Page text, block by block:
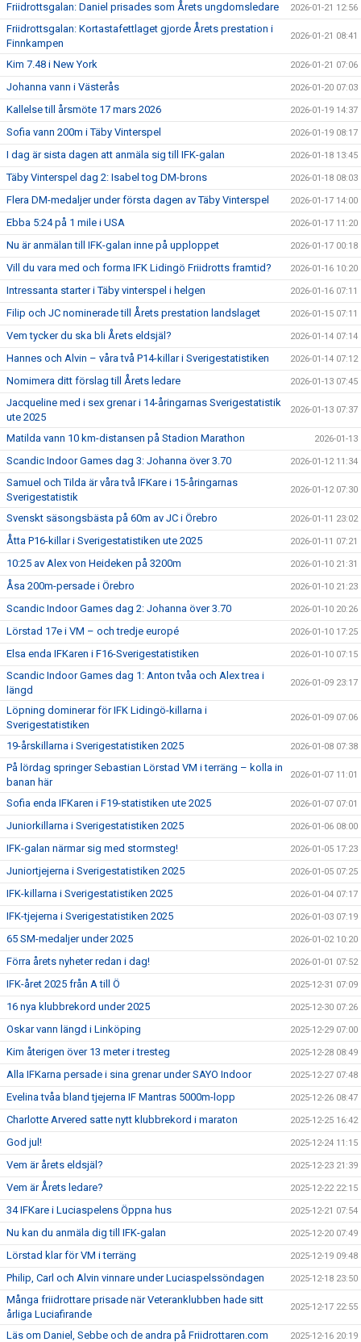
Friidrottsgalan: Daniel prisades som Årets ungdomsledare 2026-01-21 12:56
Friidrottsgalan: Kortastafettlaget gjorde Årets prestation i
Finnkampen
2026-01-21 08:41
Kim 7.48 i New York 2026-01-21 07:06
Johanna vann i Västerås 2026-01-20 07:03
Kallelse till årsmöte 17 mars 2026 2026-01-19 14:37
Sofia vann 200m i Täby Vinterspel 2026-01-19 08:17
I dag är sista dagen att anmäla sig till IFK-galan 2026-01-18 13:45
Täby Vinterspel dag 2: Isabel tog DM-brons 2026-01-18 08:03
Flera DM-medaljer under första dagen av Täby Vinterspel 2026-01-17 14:00
Ebba 5:24 på 1 mile i USA 2026-01-17 11:20
Nu är anmälan till IFK-galan inne på upploppet 2026-01-17 00:18
Vill du vara med och forma IFK Lidingö Friidrotts framtid? 2026-01-16 10:20
Intressanta starter i Täby vinterspel i helgen 2026-01-16 07:11
Filip och JC nominerade till Årets prestation landslaget 2026-01-15 07:11
Vem tycker du ska bli Årets eldsjäl? 2026-01-14 07:14
Hannes och Alvin – våra två P14-killar i Sverigestatistiken 2026-01-14 07:12
Nomimera ditt förslag till Årets ledare 2026-01-13 07:45
Jacqueline med i sex grenar i 14-åringarnas Sverigestatistik
ute 2025
2026-01-13 07:37
Matilda vann 10 km-distansen på Stadion Marathon 2026-01-13
Scandic Indoor Games dag 3: Johanna över 3.70 2026-01-12 11:34
Samuel och Tilda är våra två IFKare i 15-åringarnas
Sverigestatistik
2026-01-12 07:30
Svenskt säsongsbästa på 60m av JC i Örebro 2026-01-11 23:02
Åtta P16-killar i Sverigestatistiken ute 2025 2026-01-11 07:21
10:25 av Alex von Heideken på 3200m 2026-01-10 21:31
Åsa 200m-persade i Örebro 2026-01-10 21:23
Scandic Indoor Games dag 2: Johanna över 3.70 2026-01-10 20:26
Lörstad 17e i VM – och tredje europé 2026-01-10 17:25
Elsa enda IFKaren i F16-Sverigestatistiken 2026-01-10 07:15
Scandic Indoor Games dag 1: Anton tvåa och Alex trea i
längd
2026-01-09 23:17
Löpning dominerar för IFK Lidingö-killarna i
Sverigestatistiken
2026-01-09 07:06
19-årskillarna i Sverigestatistiken 2025 2026-01-08 07:38
På lördag springer Sebastian Lörstad VM i terräng – kolla in
banan här
2026-01-07 11:01
Sofia enda IFKaren i F19-statistiken ute 2025 2026-01-07 07:01
Juniorkillarna i Sverigestatistiken 2025 2026-01-06 08:00
IFK-galan närmar sig med stormsteg! 2026-01-05 17:23
Juniortjejerna i Sverigestatistiken 2025 2026-01-05 07:25
IFK-killarna i Sverigestatistiken 2025 2026-01-04 07:17
IFK-tjejerna i Sverigestatistiken 2025 2026-01-03 07:19
65 SM-medaljer under 2025 2026-01-02 10:20
Förra årets nyheter redan i dag! 2026-01-01 07:52
IFK-året 2025 från A till Ö 2025-12-31 07:09
16 nya klubbrekord under 2025 2025-12-30 07:26
Oskar vann längd i Linköping 2025-12-29 07:00
Kim återigen över 13 meter i tresteg 2025-12-28 08:49
Alla IFKarna persade i sina grenar under SAYO Indoor 2025-12-27 07:48
Evelina tvåa bland tjejerna IF Mantras 5000m-lopp 2025-12-26 08:47
Charlotte Arvered satte nytt klubbrekord i maraton 2025-12-25 16:42
God jul! 2025-12-24 11:15
Vem är årets eldsjäl? 2025-12-23 21:39
Vem är Årets ledare? 2025-12-22 22:15
34 IFKare i Luciaspelens Öppna hus 2025-12-21 07:54
Nu kan du anmäla dig till IFK-galan 2025-12-20 07:49
Lörstad klar för VM i terräng 2025-12-19 09:48
Philip, Carl och Alvin vinnare under Luciaspelssöndagen 2025-12-18 23:50
Många friidrottare prisade när Veteranklubben hade sitt
årliga Luciafirande
2025-12-17 22:55
Läs om Daniel, Sebbe och de andra på Friidrottaren.com 2025-12-16 20:19